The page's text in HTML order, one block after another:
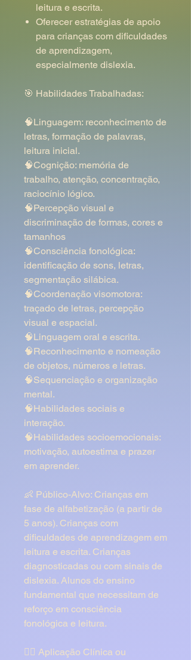
leitura e escrita.
Oferecer estratégias de apoio
para crianças com dificuldades
de aprendizagem,
especialmente dislexia.
🎯 Habilidades Trabalhadas:
🧠Linguagem: reconhecimento de
letras, formação de palavras,
leitura inicial.
🧠Cognição: memória de
trabalho, atenção, concentração,
raciocínio lógico.
🧠Percepção visual e
discriminação de formas, cores e
tamanhos
🧠Consciência fonológica:
identificação de sons, letras,
segmentação silábica.
🧠Coordenação visomotora:
traçado de letras, percepção
visual e espacial.
🧠Linguagem oral e escrita.
🧠Reconhecimento e nomeação
de objetos, números e letras.
🧠Sequenciação e organização
mental.
🧠Habilidades sociais e
interação.
🧠Habilidades socioemocionais:
motivação, autoestima e prazer
em aprender.
👶 Público-Alvo: Crianças em
fase de alfabetização (a partir de
5 anos). Crianças com
dificuldades de aprendizagem em
leitura e escrita. Crianças
diagnosticadas ou com sinais de
dislexia. Alunos do ensino
fundamental que necessitam de
reforço em consciência
fonológica e leitura.
🧑‍⚕️ Aplicação Clínica ou